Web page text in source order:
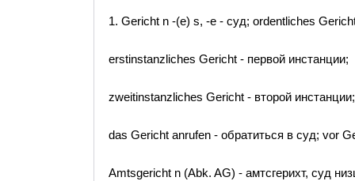
1. Gericht n -(e) s, -e - суд; ordentliches
erstinstanzliches Gericht - первой инстанции;
zweitinstanzliches Gericht - второй инстанции;
das Gericht anrufen - обратиться в суд; vor
Amtsgericht n (Abk. AG) - амтсгерихт, суд